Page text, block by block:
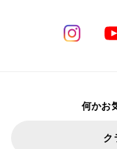
何かお
ク